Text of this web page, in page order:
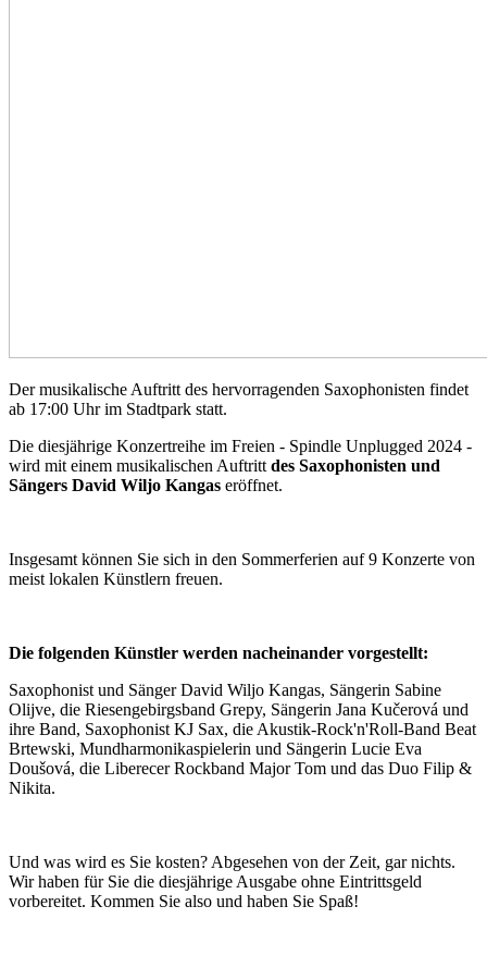
Der musikalische Auftritt des hervorragenden Saxophonisten findet
ab 17:00 Uhr im Stadtpark statt.
Die diesjährige Konzertreihe im Freien - Spindle Unplugged 2024 -
wird mit einem musikalischen Auftritt des Saxophonisten und
Sängers David Wiljo Kangas eröffnet.
Insgesamt können Sie sich in den Sommerferien auf 9 Konzerte von
meist lokalen Künstlern freuen.
Die folgenden Künstler werden nacheinander vorgestellt:
Saxophonist und Sänger David Wiljo Kangas, Sängerin Sabine
Olijve, die Riesengebirgsband Grepy, Sängerin Jana Kučerová und
ihre Band, Saxophonist KJ Sax, die Akustik-Rock'n'Roll-Band Beat
Brtewski, Mundharmonikaspielerin und Sängerin Lucie Eva
Doušová, die Liberecer Rockband Major Tom und das Duo Filip &
Nikita.
Und was wird es Sie kosten? Abgesehen von der Zeit, gar nichts.
Wir haben für Sie die diesjährige Ausgabe ohne Eintrittsgeld
vorbereitet. Kommen Sie also und haben Sie Spaß!